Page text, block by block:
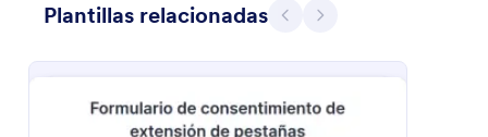
Plantillas relacionadas AtrásSiguiente